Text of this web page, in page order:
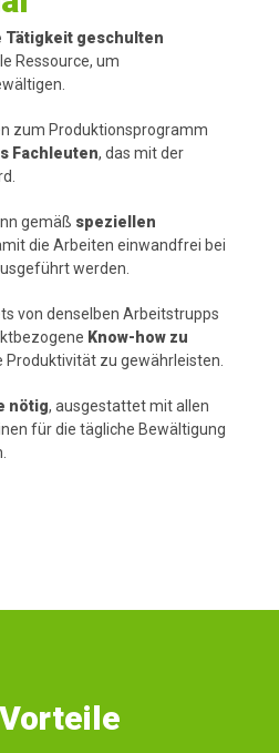
Tätigkeit geschulten
Ressource, um
zum Produktionsprogramm
Fachleuten, das mit der
gemäß speziellen
die Arbeiten einwandfrei bei
werden.
von denselben Arbeitstrupps
Know-how zu
Produktivität zu gewährleisten.
nötig, ausgestattet mit allen
für die tägliche Bewältigung